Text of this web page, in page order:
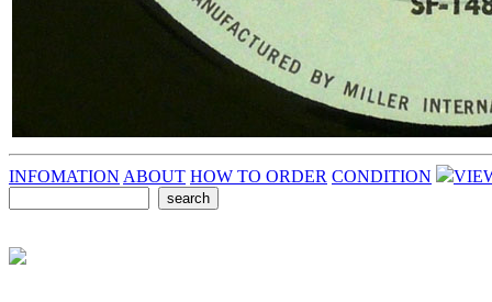
INFOMATION ABOUT HOW TO ORDER CONDITION